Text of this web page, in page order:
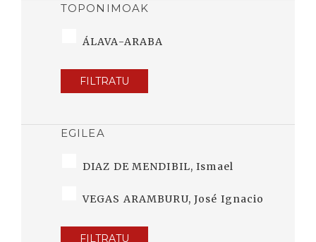
TOPONIMOAK
ÁLAVA-ARABA
FILTRATU
EGILEA
DIAZ DE MENDIBIL, Ismael
VEGAS ARAMBURU, José Ignacio
FILTRATU